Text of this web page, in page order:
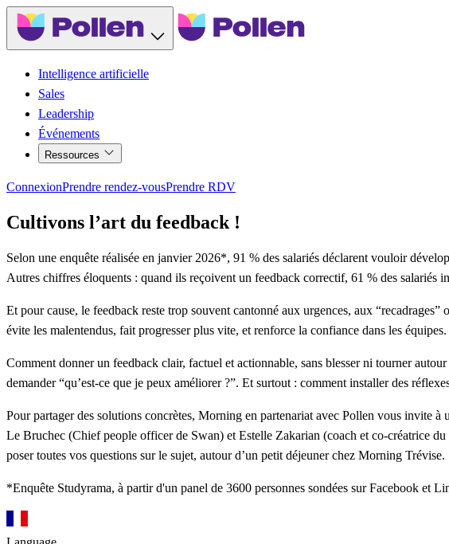
Intelligence artificielle
Sales
Leadership
Événements
Ressources
ConnexionPrendre rendez-vousPrendre RDV
Cultivons l’art du feedback !
Selon une enquête réalisée en janvier 2026*, 91 % des salariés déclarent vouloir
Autres chiffres éloquents : quand ils reçoivent un feedback correctif, 61 % des salariés
Et pour cause, le feedback reste trop souvent cantonné aux urgences, aux
évite les malentendus, fait progresser plus vite, et renforce la confiance dans les équipes.
Comment donner un feedback clair, factuel et actionnable, sans blesser ni tourner
demander “qu’est-ce que je peux améliorer ?”. Et surtout : comment installer des
Pour partager des solutions concrètes, Morning en partenariat avec Pollen vous invite à
Le Bruchec (Chief people officer de Swan) et Estelle Zakarian (coach et co-créatrice
poser toutes vos questions sur le sujet, autour d’un petit déjeuner chez Morning Trévise.
*Enquête Studyrama, à partir d'un panel de 3600 personnes sondées sur Facebook et